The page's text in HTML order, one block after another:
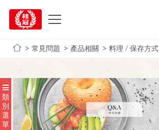
常見問題 產品相關 料理 / 保存方式
類
別
選
單